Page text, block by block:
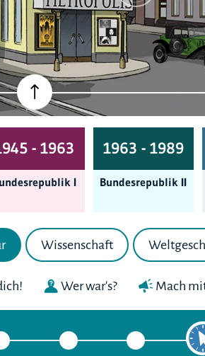
- 1963
I
1963 - 1989
Bundes­republik II
Wissenschaft
Wer war's? Mach